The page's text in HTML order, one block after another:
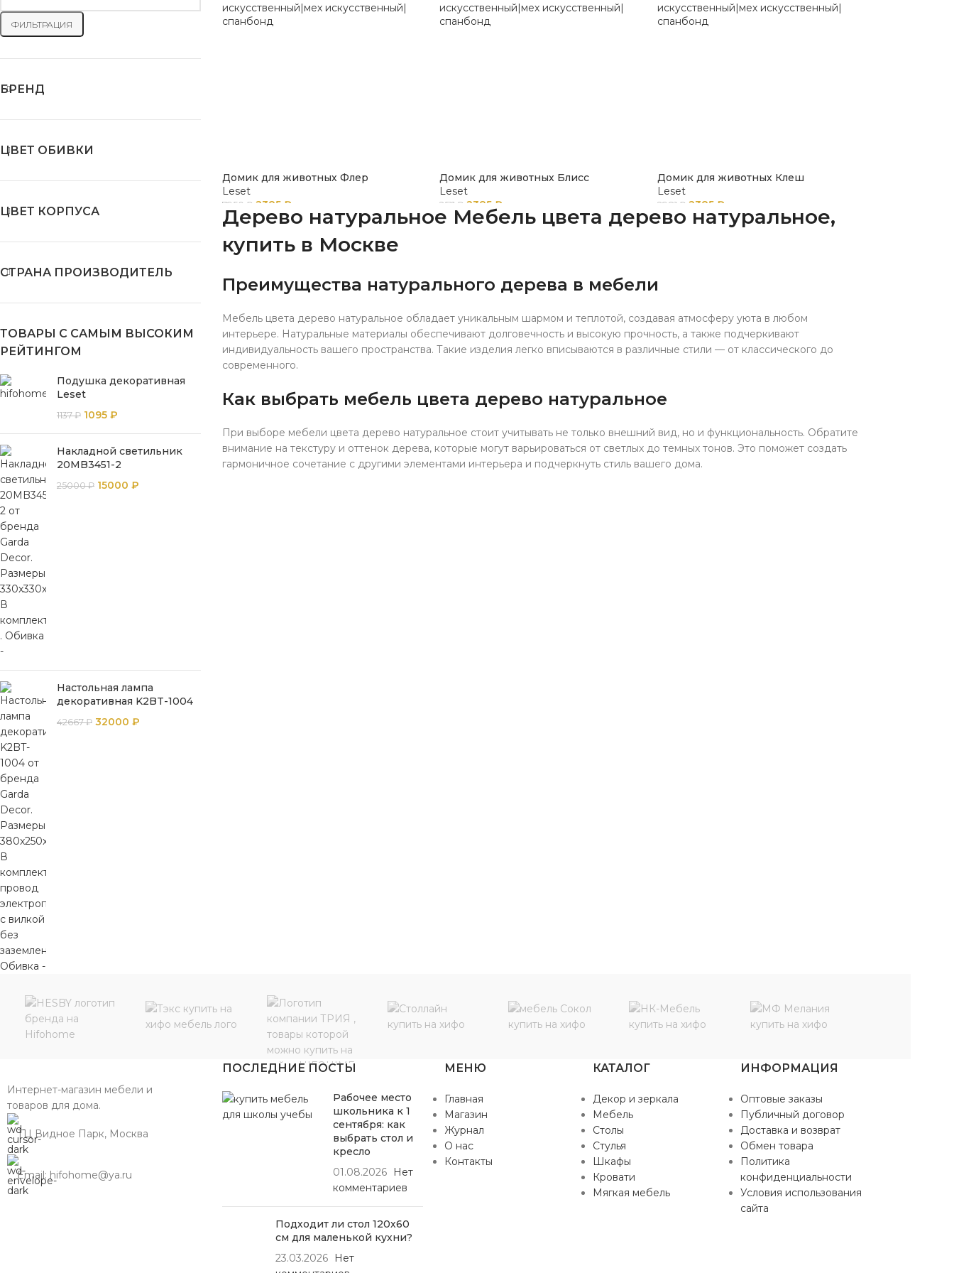
ФИЛЬТРАЦИЯ
БРЕНД
ЦВЕТ ОБИВКИ
ЦВЕТ КОРПУСА
СТРАНА ПРОИЗВОДИТЕЛЬ
ТОВАРЫ С САМЫМ ВЫСОКИМ
РЕЙТИНГОМ
Подушка декоративная
Leset
1137₽ 1095 ₽
Накладной светильник
20MB3451-2
25000₽ 15000 ₽
Настольная лампа
декоративная K2BT-1004
42667₽ 32000 ₽
Домик для животных Флер
Leset
7950 ₽ 2385 ₽
Домик для животных Блисс
Leset
2511 ₽ 2385 ₽
Домик для животных Клеш
Leset
2981 ₽ 2385 ₽
Дерево натуральное Мебель цвета дерево натуральное,
купить в Москве
Преимущества натурального дерева в мебели
Мебель цвета дерево натуральное обладает уникальным шармом и теплотой, создавая атмосферу уюта в любом
интерьере. Натуральные материалы обеспечивают долговечность и высокую прочность, а также подчеркивают
индивидуальность вашего пространства. Такие изделия легко вписываются в различные стили — от классического до
современного.
Как выбрать мебель цвета дерево натуральное
При выборе мебели цвета дерево натуральное стоит учитывать не только внешний вид, но и функциональность. Обратите
внимание на текстуру и оттенок дерева, которые могут варьироваться от светлых до темных тонов. Это поможет создать
гармоничное сочетание с другими элементами интерьера и подчеркнуть стиль вашего дома.
Интернет-магазин мебели и
товаров для дома.
ТЦ Видное Парк, Москва
Email: hifohome@ya.ru
ПОСЛЕДНИЕ ПОСТЫ
Рабочее место
школьника к 1
сентября: как
выбрать стол и
кресло
01.08.2026
Нет
комментариев
Подходит ли стол 120х60
см для маленькой кухни?
23.03.2026
Нет
МЕНЮ
Главная
Магазин
Журнал
О нас
Контакты
КАТАЛОГ
Декор и зеркала
Мебель
Столы
Стулья
Шкафы
Кровати
Мягкая мебель
ИНФОРМАЦИЯ
Оптовые заказы
Публичный договор
Доставка и возврат
Обмен товара
Политика
конфиденциальности
Условия использования
сайта